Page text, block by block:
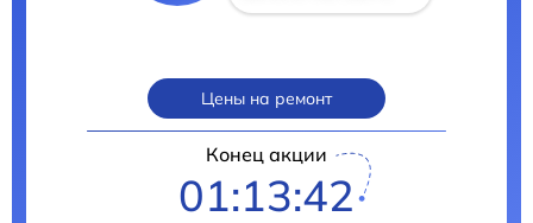
Цены на ремонт
Конец акции
01:13:40